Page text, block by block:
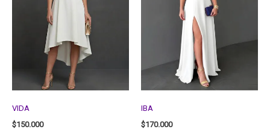
VIDA
$150.000
IBA
$170.000